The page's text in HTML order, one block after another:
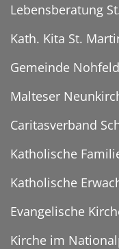
Lebensberatung
Kath. Kita St.
Gemeinde
Malteser
Caritasverband
Katholische
Katholische
Evangelische
Kirche im